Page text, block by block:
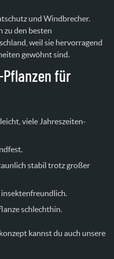
und Windbrecher.
zu den besten
weil sie hervorragend
gewöhnt sind.
für
viele Jahreszeiten-
stabil trotz großer
schlechthin.
kannst du auch unsere